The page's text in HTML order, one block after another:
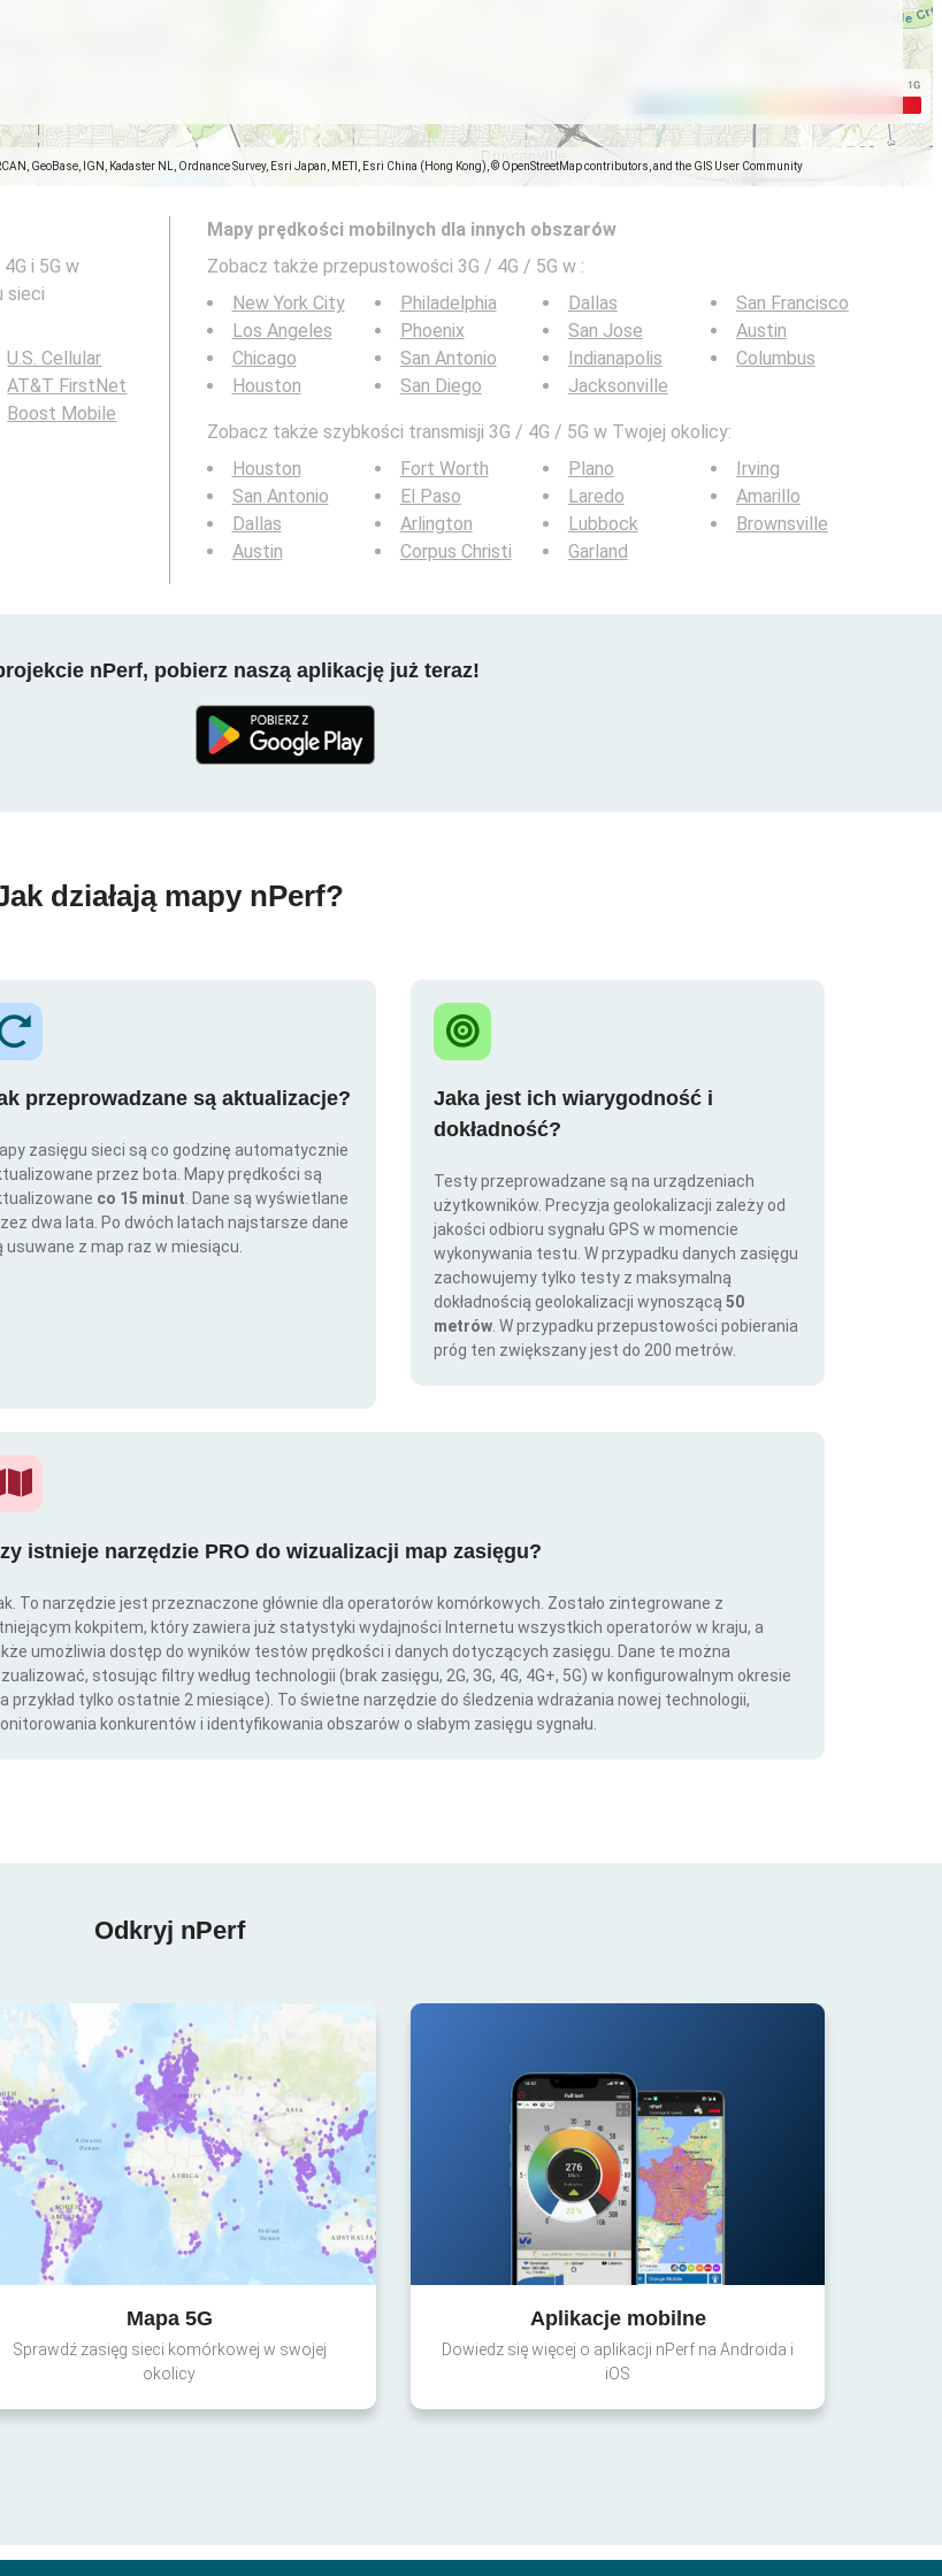
GeoBase, IGN, Kadaster NL, Ordnance Survey, Esri Japan, METI, Esri China (Hong Kong), © OpenStreetMap contributors, and the GIS User Community
i 5G w
sieci
U.S. Cellular
AT&T FirstNet
Boost Mobile
Mapy prędkości mobilnych dla innych obszarów
Zobacz także przepustowości 3G / 4G / 5G w :
New York City
Los Angeles
Chicago
Houston
Philadelphia
Phoenix
San Antonio
San Diego
Dallas
San Jose
Indianapolis
Jacksonville
San Francisco
Austin
Columbus
Zobacz także szybkości transmisji 3G / 4G / 5G w Twojej okolicy:
Houston
San Antonio
Dallas
Austin
Fort Worth
El Paso
Arlington
Corpus Christi
Plano
Laredo
Lubbock
Garland
Irving
Amarillo
Brownsville
nPerf, pobierz naszą aplikację już teraz!
działają mapy nPerf?
przeprowadzane są aktualizacje?
zasięgu sieci są co godzinę automatycznie
przez bota. Mapy prędkości są
co 15 minut . Dane są wyświetlane
dwa lata. Po dwóch latach najstarsze dane
usuwane z map raz w miesiącu.
Jaka jest ich wiarygodność i
dokładność?
Testy przeprowadzane są na urządzeniach
użytkowników. Precyzja geolokalizacji zależy od
jakości odbioru sygnału GPS w momencie
wykonywania testu. W przypadku danych zasięgu
zachowujemy tylko testy z maksymalną
dokładnością geolokalizacji wynoszącą 50
metrów . W przypadku przepustowości pobierania
próg ten zwiększany jest do 200 metrów.
istnieje narzędzie PRO do wizualizacji map zasięgu?
To narzędzie jest przeznaczone głównie dla operatorów komórkowych. Zostało zintegrowane z
kokpitem, który zawiera już statystyki wydajności Internetu wszystkich operatorów w kraju, a
umożliwia dostęp do wyników testów prędkości i danych dotyczących zasięgu. Dane te można
stosując filtry według technologii (brak zasięgu, 2G, 3G, 4G, 4G+, 5G) w konfigurowalnym okresie
przykład tylko ostatnie 2 miesiące). To świetne narzędzie do śledzenia wdrażania nowej technologii,
konkurentów i identyfikowania obszarów o słabym zasięgu sygnału.
Odkryj nPerf
Mapa 5G
Sprawdź zasięg sieci komórkowej w swojej
okolicy
Aplikacje mobilne
Dowiedz się więcej o aplikacji nPerf na Androida i
iOS